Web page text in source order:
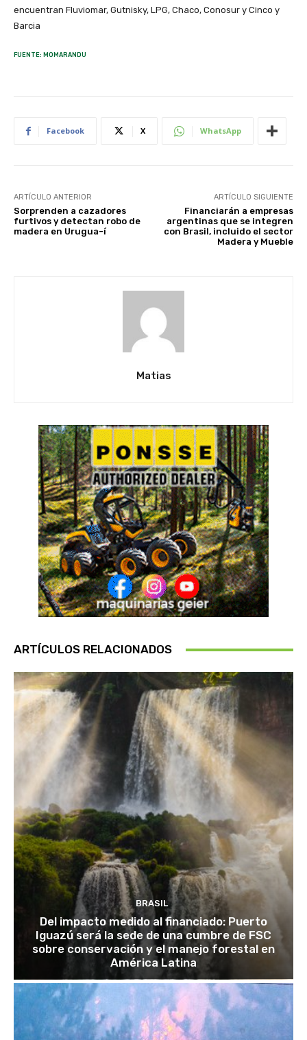
encuentran Fluviomar, Gutnisky, LPG, Chaco, Conosur y Cinco y
Barcia
FUENTE: MOMARANDU
Facebook X WhatsApp
ARTÍCULO ANTERIOR
Sorprenden a cazadores
furtivos y detectan robo de
madera en Urugua-í
ARTÍCULO SIGUIENTE
Financiarán a empresas
argentinas que se integren
con Brasil, incluido el sector
Madera y Mueble
Matias
ARTÍCULOS RELACIONADOS
BRASIL
Del impacto medido al financiado: Puerto
Iguazú será la sede de una cumbre de FSC
sobre conservación y el manejo forestal en
América Latina